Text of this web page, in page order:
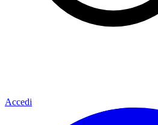
Accedi